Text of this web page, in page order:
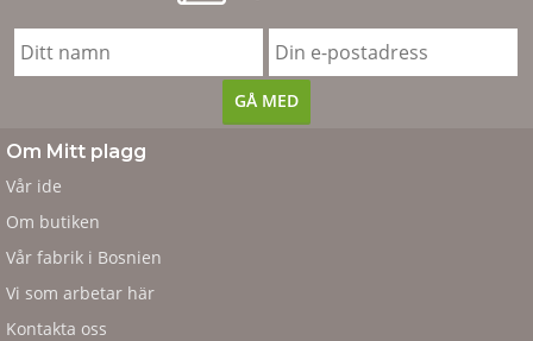
Om Mitt plagg
Vår ide
Om butiken
Vår fabrik i Bosnien
Vi som arbetar här
Kontakta oss